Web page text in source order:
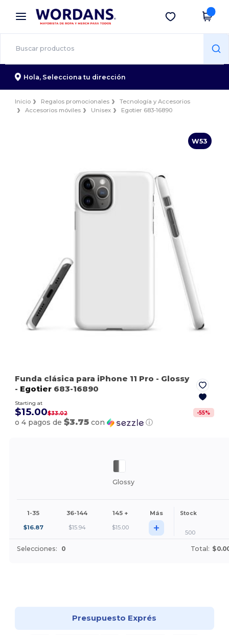
× App de Wordans
¡Mejores precios en app!
Descargar app
Hola, Selecciona tu dirección
Inicio Regalos promocionales
Tecnología y Accesorios
Accesorios móviles
Unisex Egotier 683-16890
W53
Funda clásica para iPhone 11 Pro - Glossy
- Egotier 683-16890
Starting at
$15.00$33.02 -55%
o 4 pagos de$3.75 con ⓘ
Glossy
1-35 36-144 145 + Más Stock
$16.87 $15.94 $15.00 + 500
Selecciones: 0 Total:
Presupuesto Exprés